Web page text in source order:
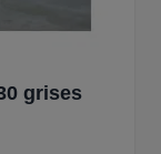
grises